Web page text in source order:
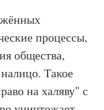
процессы,
общества,
Такое
на халяву" с